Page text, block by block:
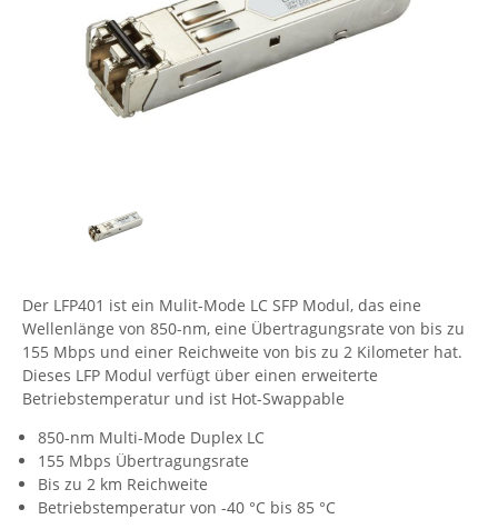
Energiemessung
Energieverteilung
IP, WLAN & GSM Sensorik
Datenlogger
IoT - Internet of Things
Remote I/O
IPC, Industrielle Netzwerktechnik & WLAN
Industrielle Netzwerktechnik / Kommunikation
Industrielle Computer
IT Netzwerktechnik / Kommunikation
Comet System
CompleTech
Contemporary Controls
Enginko - mcf88
Gefen
Gude
Guntermann & Drunck
HW group
Icron
Der LFP401 ist ein Mulit-Mode LC SFP Modul, das eine
Wellenlänge von 850-nm, eine Übertragungsrate von bis zu
155 Mbps und einer Reichweite von bis zu 2 Kilometer hat.
Dieses LFP Modul verfügt über einen erweiterte
Betriebstemperatur und ist Hot-Swappable
850-nm Multi-Mode Duplex LC
155 Mbps Übertragungsrate
Bis zu 2 km Reichweite
Betriebstemperatur von -40 °C bis 85 °C